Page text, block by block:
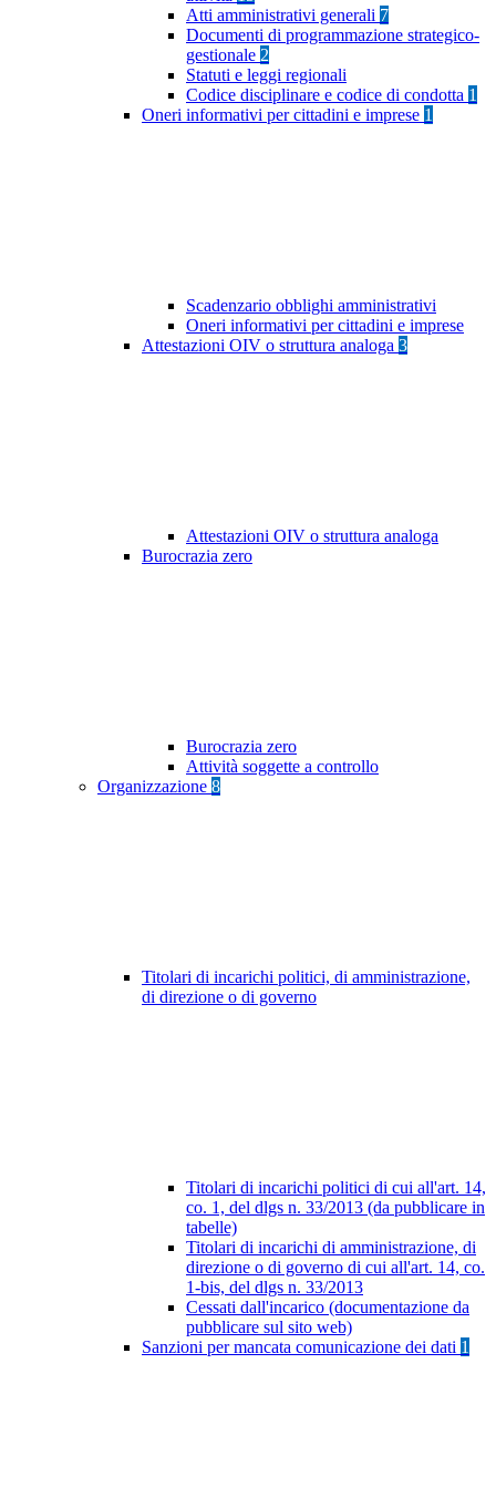
Atti amministrativi generali 7
Documenti di programmazione strategico-
gestionale 2
Statuti e leggi regionali
Codice disciplinare e codice di condotta 1
Oneri informativi per cittadini e imprese 1
Scadenzario obblighi amministrativi
Oneri informativi per cittadini e imprese
Attestazioni OIV o struttura analoga 3
Attestazioni OIV o struttura analoga
Burocrazia zero
Burocrazia zero
Attività soggette a controllo
Organizzazione 8
Titolari di incarichi politici, di amministrazione,
di direzione o di governo
Titolari di incarichi politici di cui all'art. 14,
co. 1, del dlgs n. 33/2013 (da pubblicare in
tabelle)
Titolari di incarichi di amministrazione, di
direzione o di governo di cui all'art. 14, co.
1-bis, del dlgs n. 33/2013
Cessati dall'incarico (documentazione da
pubblicare sul sito web)
Sanzioni per mancata comunicazione dei dati 1